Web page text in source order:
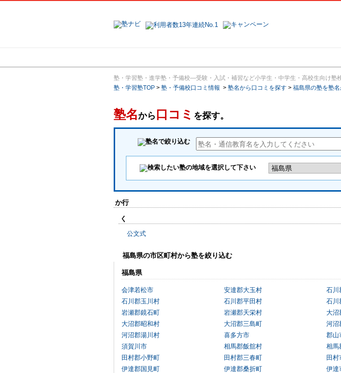
塾・学習塾・進学塾・予備校―受験・入試・補習など小学生・中学生・高校生向け塾
塾・学習塾TOP > 塾・予備校口コミ情報 > 塾名から口コミを探す > 福島県の塾を塾
塾名から 口コミ を探す。
か行
く
公文式
福島県の市区町村から塾を絞り込む
福島県
会津若松市 安達郡大玉村 石川
石川郡玉川村
石川郡平田村 石川
岩瀬郡鏡石町
岩瀬郡天栄村 大沼
大沼郡昭和村
大沼郡三島町 河沼
河沼郡湯川村
喜多方市 郡山
須賀川市
相馬郡飯舘村 相馬
田村郡小野町
田村郡三春町 田村
伊達郡国見町
伊達郡桑折町 伊達